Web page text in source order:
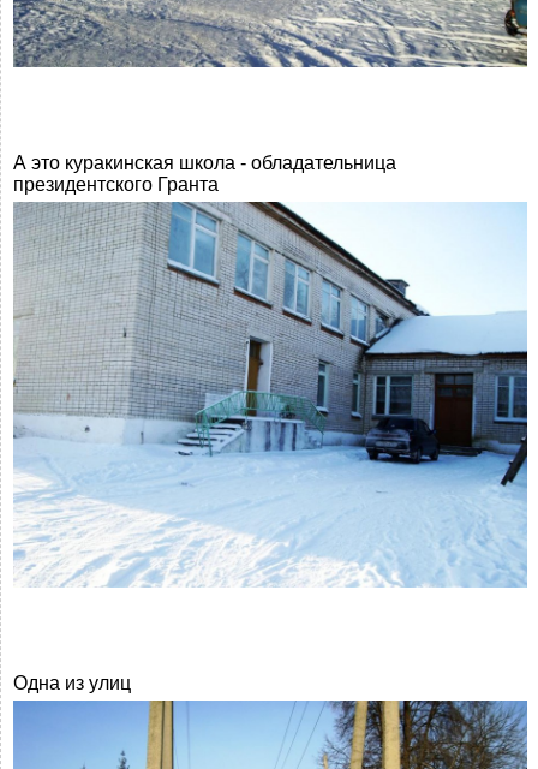
А это куракинская школа - обладательница
президентского Гранта
Одна из улиц